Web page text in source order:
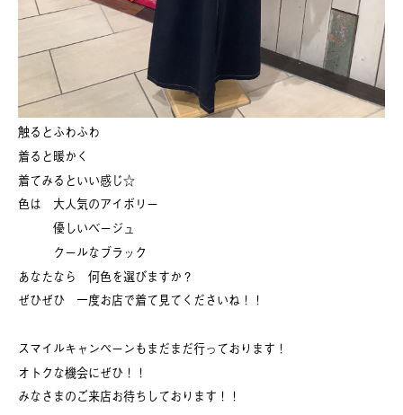
触るとふわふわ
着ると暖かく
着てみるといい感じ☆
色は 大人気のアイボリー
優しいベージュ
クールなブラック
あなたなら 何色を選びますか？
ぜひぜひ 一度お店で着て見てくださいね！！
スマイルキャンペーンもまだまだ行っております！
オトクな機会にぜひ！！
みなさまのご来店お待ちしております！！